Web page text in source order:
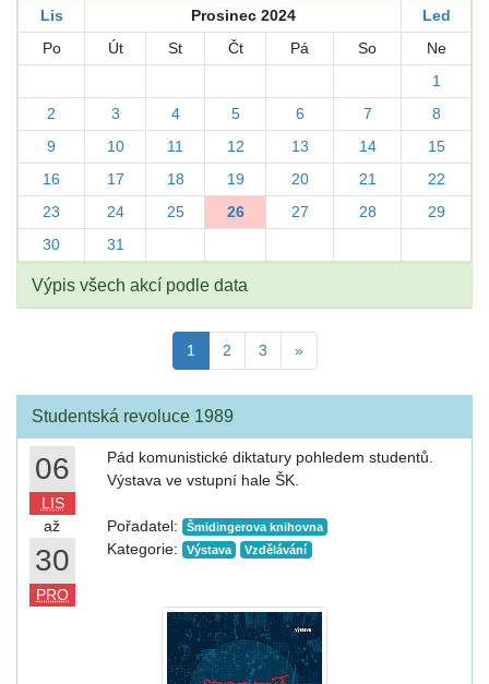
Lis Prosinec 2024
Led
Po
Út St Čt Pá So
Ne
1
2
3 4 5 6 7
8
9
10 11 12 13 14
15
16
17 18 19 20 21
22
23
24 25 26 27 28
29
30
31
Výpis všech akcí podle data
1 2 3 »
Studentská revoluce 1989
06
LIS
až
30
PRO
Pád komunistické diktatury pohledem studentů.
Výstava ve vstupní hale ŠK.
Pořadatel: Šmidingerova knihovna
Kategorie: Výstava Vzdělávání